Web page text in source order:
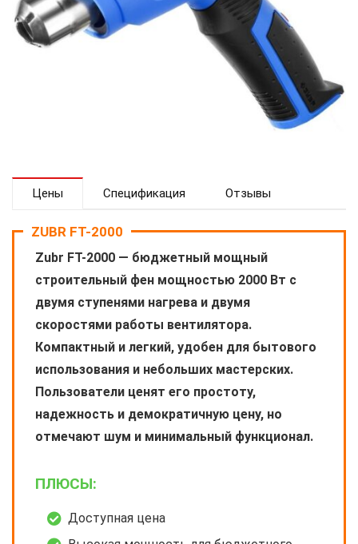
Цены Спецификация Отзывы
ZUBR FT-2000
Zubr FT-2000 — бюджетный мощный
строительный фен мощностью 2000 Вт с
двумя ступенями нагрева и двумя
скоростями работы вентилятора.
Компактный и легкий, удобен для бытового
использования и небольших мастерских.
Пользователи ценят его простоту,
надежность и демократичную цену, но
отмечают шум и минимальный функционал.
ПЛЮСЫ:
Доступная цена